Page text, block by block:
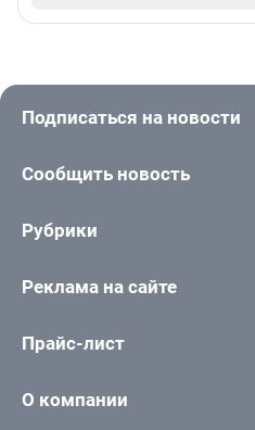
Подписаться на новости
Сообщить новость
Рубрики
Реклама на сайте
Прайс-лист
О компании